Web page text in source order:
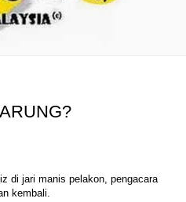
di jari manis pelakon, pengacara
kembali.